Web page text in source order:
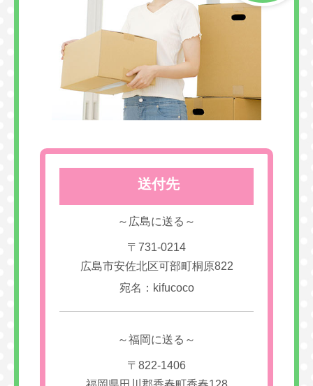
送付先
～広島に送る～
〒731-0214
広島市安佐北区可部町桐原822
宛名：kifucoco
～福岡に送る～
〒822-1406